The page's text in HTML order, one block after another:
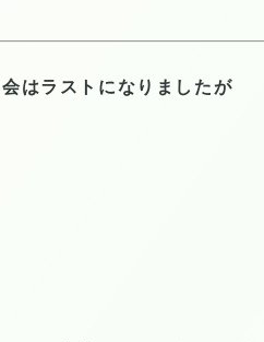
はラストになりましたが